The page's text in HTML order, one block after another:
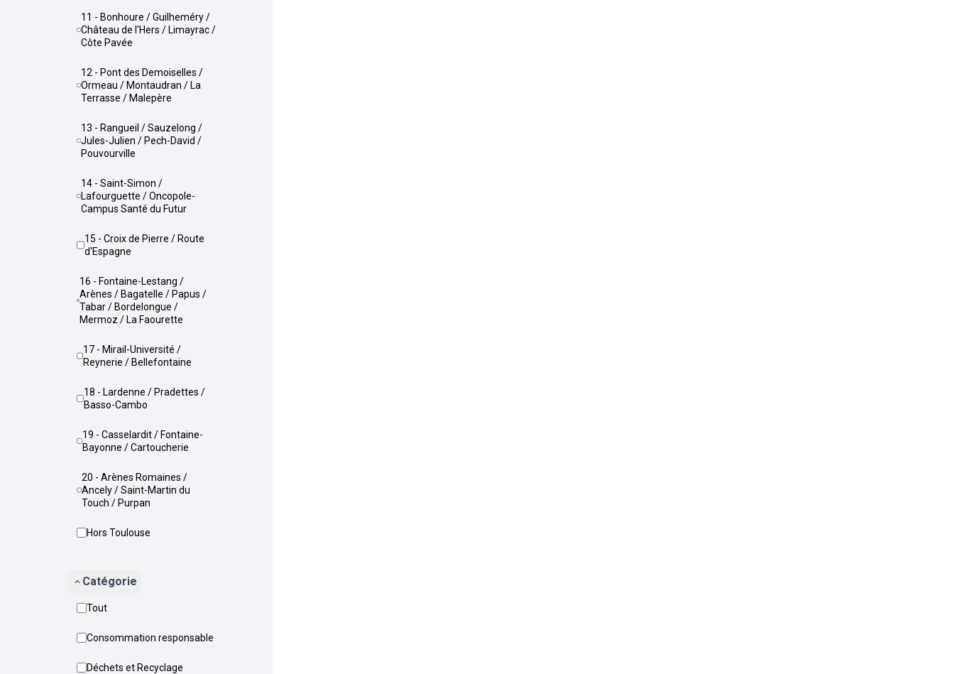
11 - Bonhoure / Guilheméry /
Château de l'Hers / Limayrac /
Côte Pavée
12 - Pont des Demoiselles /
Ormeau / Montaudran / La
Terrasse / Malepère
13 - Rangueil / Sauzelong /
Jules-Julien / Pech-David /
Pouvourville
14 - Saint-Simon /
Lafourguette / Oncopole-
Campus Santé du Futur
15 - Croix de Pierre / Route
d'Espagne
16 - Fontaine-Lestang /
Arènes / Bagatelle / Papus /
Tabar / Bordelongue /
Mermoz / La Faourette
17 - Mirail-Université /
Reynerie / Bellefontaine
18 - Lardenne / Pradettes /
Basso-Cambo
19 - Casselardit / Fontaine-
Bayonne / Cartoucherie
20 - Arènes Romaines /
Ancely / Saint-Martin du
Touch / Purpan
Hors Toulouse
Catégorie
Tout
Consommation responsable
Déchets et Recyclage